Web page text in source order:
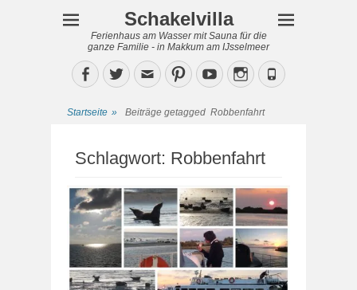
Schakelvilla
Ferienhaus am Wasser mit Sauna für die
ganze Familie - in Makkum am IJsselmeer
Facebook
TwitterEmailPinterestYouTubeInstagram
Phone
Startseite » Beiträge getagged Robbenfahrt
Schlagwort: Robbenfahrt